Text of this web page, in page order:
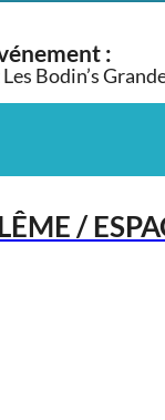
:
Bodin’s
/